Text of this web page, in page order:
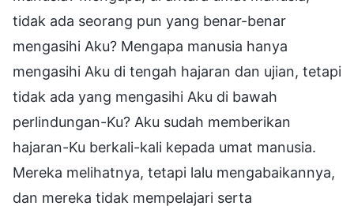
tidak ada seorang pun yang benar-benar
mengasihi Aku? Mengapa manusia hanya
mengasihi Aku di tengah hajaran dan ujian, tetapi
tidak ada yang mengasihi Aku di bawah
perlindungan-Ku? Aku sudah memberikan
hajaran-Ku berkali-kali kepada umat manusia.
Mereka melihatnya, tetapi lalu mengabaikannya,
dan mereka tidak mempelajari serta